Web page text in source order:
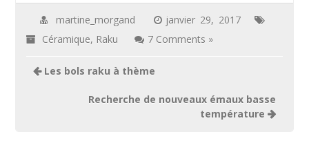
martine_morgand
janvier 29, 2017
Céramique, Raku 7 Comments »
Les bols raku à thème
Recherche de nouveaux émaux basse
température